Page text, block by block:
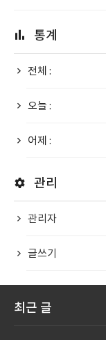
통계
전체 :
오늘 :
어제 :
관리
관리자
글쓰기
최근 글